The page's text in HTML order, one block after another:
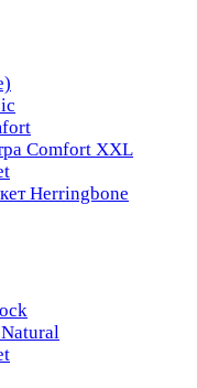
Comfort XXL
Herringbone